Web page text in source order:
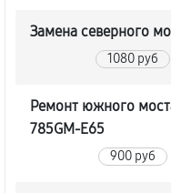
Замена северного
1080 руб
Ремонт южного
785GM-E65
900 руб